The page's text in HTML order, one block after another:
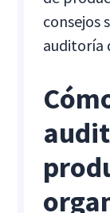
consejos
auditoría